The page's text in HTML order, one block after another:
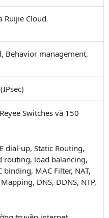
Ruijie Cloud
Behavior management,
Switches và 150
dial-up, Static Routing,
routing, load balancing,
binding, MAC Filter, NAT,
DNS, DDNS, NTP,